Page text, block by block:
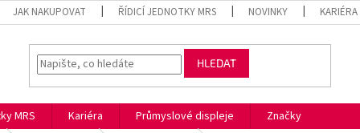
JAK NAKUPOVAT ŘÍDICÍ JEDNOTKY MRS NOVINKY KARIÉRA
HLEDAT
MRS Kariéra Průmyslové displeje
Značky